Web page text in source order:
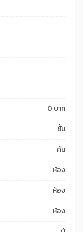
0 บาท
ชั้น
คัน
ห้อง
ห้อง
ห้อง